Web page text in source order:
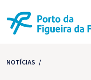
NOTÍCIAS /